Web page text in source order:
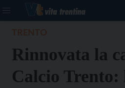
Rinnovata la
Calcio Trento: